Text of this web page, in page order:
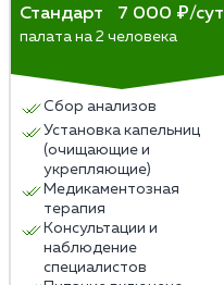
Стандарт 7 000 ₽/сут
палата на 2 человека
Сбор анализов
Установка капельниц
(очищающие и
укрепляющие)
Медикаментозная
терапия
Консультации и
наблюдение
специалистов